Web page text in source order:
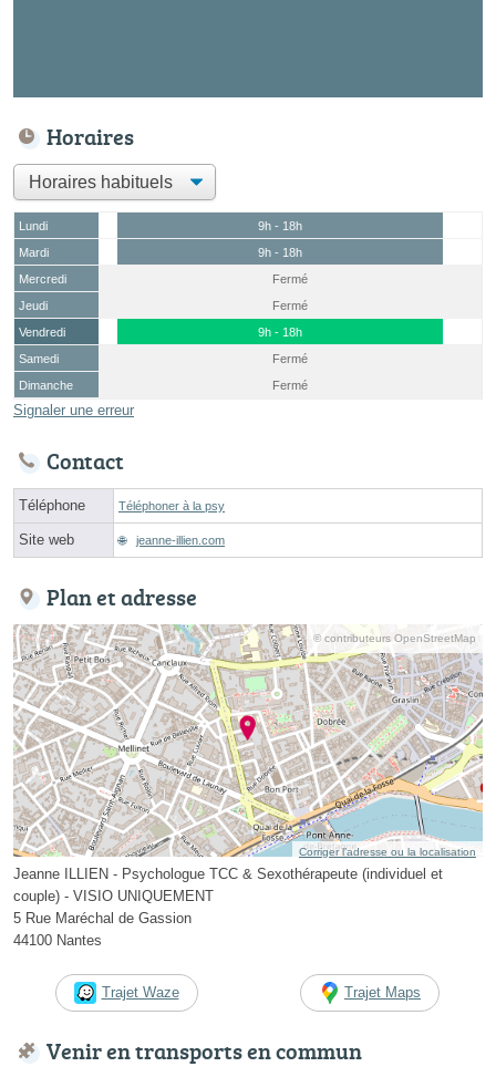
Horaires
Lundi
9h - 18h
Mardi
9h - 18h
Mercredi
Fermé
Jeudi
Fermé
Vendredi
9h - 18h
Samedi
Fermé
Dimanche
Fermé
Signaler une erreur
Contact
Téléphone Téléphoner à la psy
Site web jeanne-illien.com
Plan et adresse
© contributeurs OpenStreetMap
Corriger l’adresse ou la localisation
Jeanne ILLIEN - Psychologue TCC & Sexothérapeute (individuel et
couple) - VISIO UNIQUEMENT
5 Rue Maréchal de Gassion
44100 Nantes
Trajet Waze Trajet Maps
Venir en transports en commun